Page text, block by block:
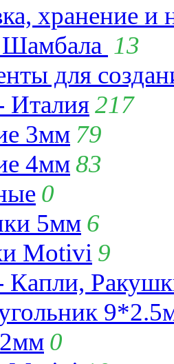
хранение и
13
для
Италия217
3мм 79
4мм83
0
5мм 6
Motivi 9
0